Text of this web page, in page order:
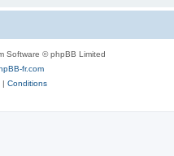
Software © phpBB Limited
fr.com
| Conditions